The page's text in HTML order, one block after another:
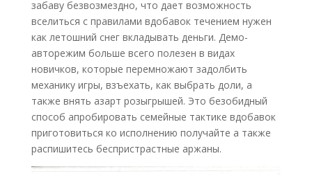
забаву безвозмездно, что дает возможность
вселиться с правилами вдобавок течением нужен
как летошний снег вкладывать деньги. Демо-
авторежим больше всего полезен в видах
новичков, которые перемножают задолбить
механику игры, взъехать, как выбрать доли, а
также внять азарт розыгрышей. Это безобидный
способ апробировать семейные тактике вдобавок
приготовиться ко исполнению получайте а также
распишитесь беспристрастные аржаны.